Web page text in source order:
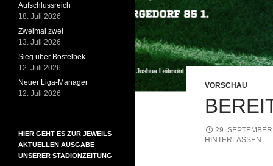
VORSCHAU
29.
HINTERLASSEN
Aufschlussreich
18. Juli 2026
Zweimal zwei
13. Juli 2026
Sieg über Bostelbek
12. Juli 2026
Neuer Liga-Manager
12. Juli 2026
HIER GEHT ES ZUR JEWEILS
AKTUELLEN AUSGABE
UNSERER STADIONZEITUNG